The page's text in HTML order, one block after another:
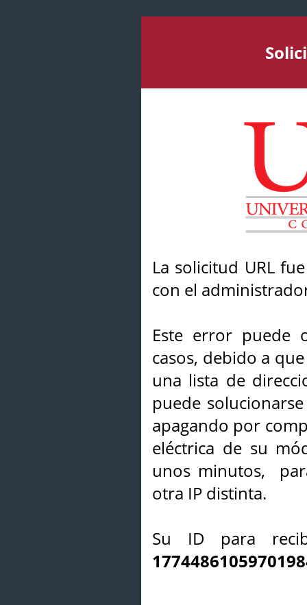
La solicitud URL
con el
Este error puede
casos, debido a
una lista de
puede
apagando por
eléctrica de su
unos minutos,
otra IP distinta.
Su ID para